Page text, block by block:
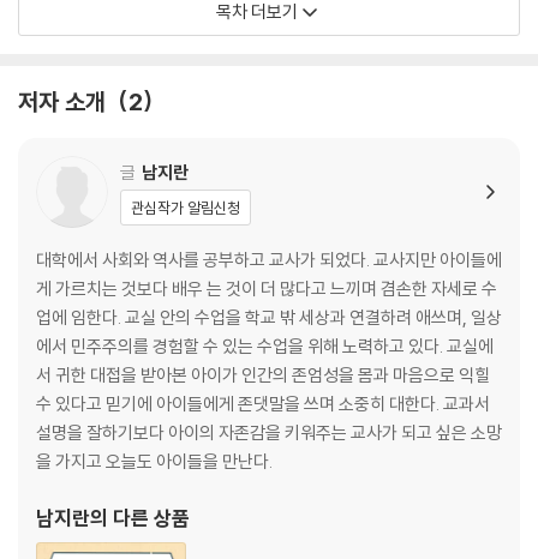
코로나19가 인간 때문에 생겼다고요? 34
바다에 버리면 된다고요? 44
ㆍ 2부 어린이 인권
여자 어린이는 학교에 갈 필요가 없다고요? 50
전통이라는 이름으로 신체를 훼손한다고요? 53
펜 대신 총을 잡는 아이들 56
아동을 사고판다고요? 59
‘동물’을 본 적 없는 어린이가 있다고요? 62
어린이가 일을 해도 되나요? 65
자기 이름도 쓸 줄 모른다고요? 69
소녀는 왜 어린 나이에 결혼할까요? 73
ㆍ 3부 여성 평등 (양성평등)
전쟁 수단으로 여성을 이용한다고요? 81
마른 몸의 여자가 예쁘다고요? 84
목차 더보기
저자 소개 2
글 남지란
관심작가 알림신청
대학에서 사회와 역사를 공부하고 교사가 되었다. 교사지만 아이들에
게 가르치는 것보다 배우 는 것이 더 많다고 느끼며 겸손한 자세로 수
업에 임한다. 교실 안의 수업을 학교 밖 세상과 연결하려 애쓰며, 일상
에서 민주주의를 경험할 수 있는 수업을 위해 노력하고 있다. 교실에
서 귀한 대접을 받아본 아이가 인간의 존엄성을 몸과 마음으로 익힐
수 있다고 믿기에 아이들에게 존댓말을 쓰며 소중히 대한다. 교과서
설명을 잘하기보다 아이의 자존감을 키워주는 교사가 되고 싶은 소망
을 가지고 오늘도 아이들을 만난다.
남지란의 다른 상품